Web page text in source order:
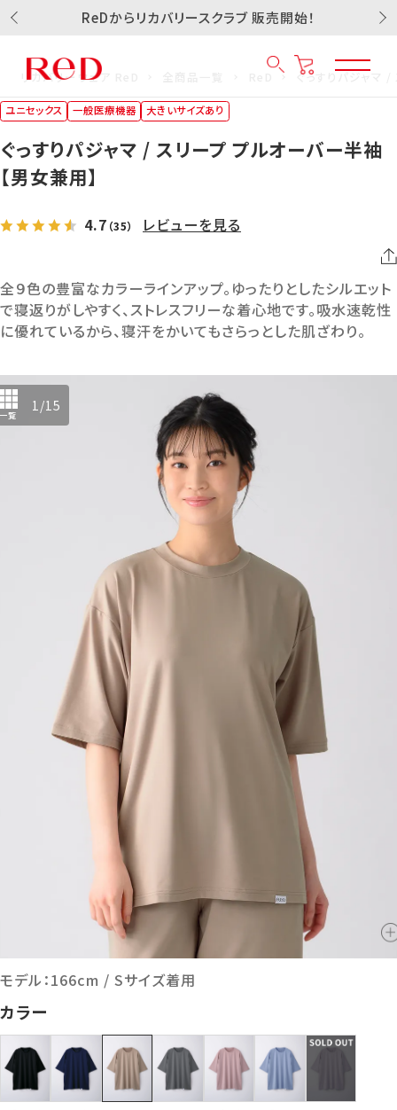
ReDからリカバリースクラブ 販売開始！
リカバリーウェア ReD ぐっすりパジャマ
ユニセックス 一般医療機器 大きいサイズあり
ぐっすりパジャマ / スリープ プルオーバー半袖
【男女兼用】
4.7 （35） レビューを見る
全９色の豊富なカラーラインアップ。ゆったりとしたシルエット
で寝返りがしやすく、ストレスフリーな着心地です。吸水速乾性
に優れているから、寝汗をかいてもさらっとした肌ざわり。
一覧
1/15
モデル：166cm / Sサイズ着用
カラー